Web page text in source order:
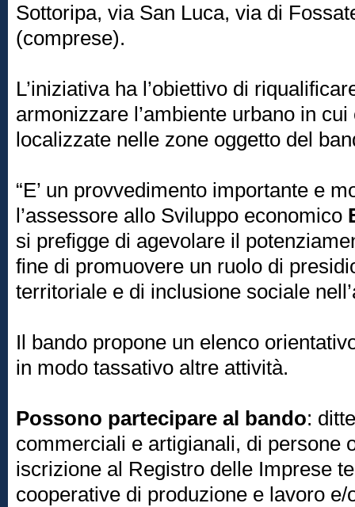
Sottoripa, via San Luca, via di
(comprese).
L’iniziativa ha l’obiettivo di
armonizzare l’ambiente urbano in
localizzate nelle zone oggetto del
“E’ un provvedimento importante e
l’assessore allo Sviluppo economico
si prefigge di agevolare il
fine di promuovere un ruolo di
territoriale e di inclusione sociale
Il bando propone un elenco
in modo tassativo altre attività.
Possono partecipare al bando:
commerciali e artigianali, di persone
iscrizione al Registro delle Imprese
cooperative di produzione e lavoro